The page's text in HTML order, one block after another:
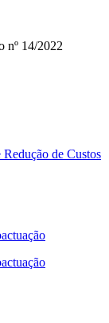
nº 14/2022
de Custos